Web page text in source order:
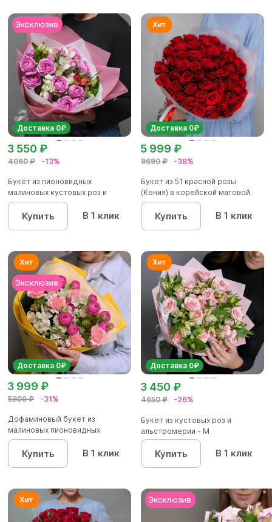
Доставка 0₽
4060 ₽ -13%
3 550 ₽
Букет из пионовидных
малиновых кустовых роз и
альстроме...
Купить В 1 клик
Доставка 0₽
9690 ₽ -38%
5 999 ₽
Букет из 51 красной розы
(Кения) в корейской матовой
уп...
Купить В 1 клик
Доставка 0₽
5800 ₽ -31%
3 999 ₽
Дофаминовый букет из
малиновых пионовидных
кустовых роз...
Купить В 1 клик
Доставка 0₽
4650 ₽ -26%
3 450 ₽
Букет из кустовых роз и
альстромерии - М
Купить В 1 клик